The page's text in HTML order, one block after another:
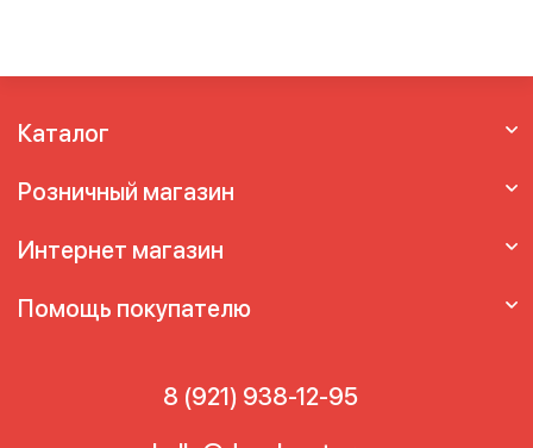
Каталог
Розничный магазин
Интернет магазин
Помощь покупателю
8 (921) 938-12-95